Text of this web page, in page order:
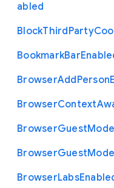
abled
BlockThirdParty
BookmarkBar
BrowserAddPerson
BrowserContext
BrowserGuestMode
BrowserGuestMode
BrowserLabs